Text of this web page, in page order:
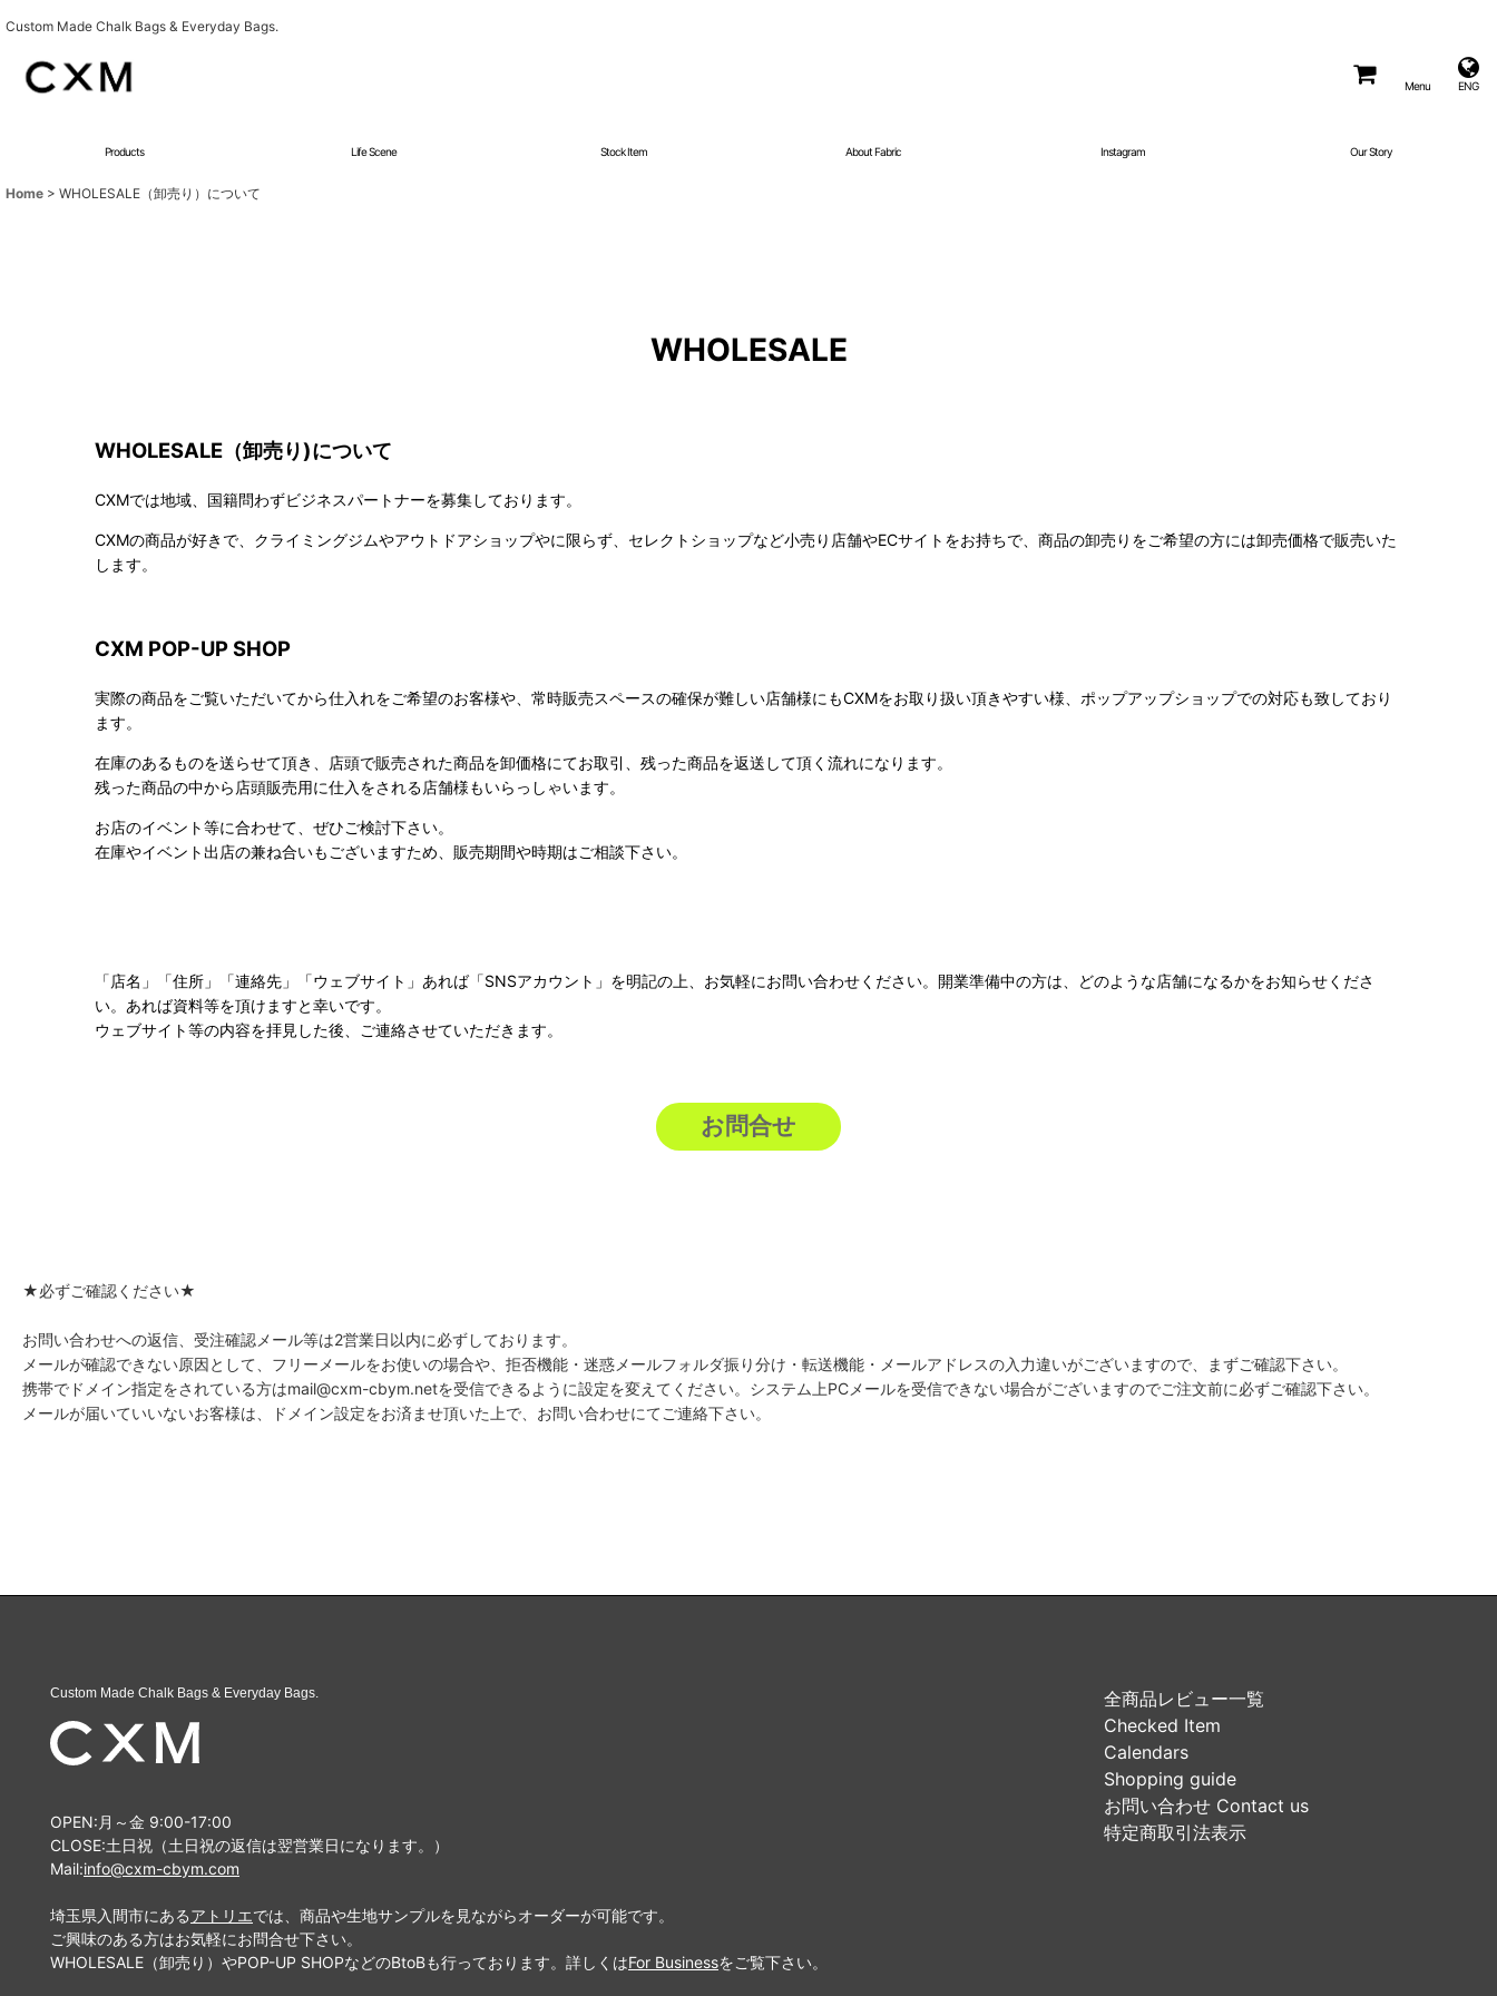
Custom Made Chalk Bags & Everyday Bags.
Menu ENG
Products Life Scene Stock Item About Fabric Instagram Our Story
Home > WHOLESALE（卸売り）について
WHOLESALE
WHOLESALE（卸売り)について
CXMでは地域、国籍問わずビジネスパートナーを募集しております。
CXMの商品が好きで、クライミングジムやアウトドアショップやに限らず、セレクトショップなど小売り店舗やECサイトをお持ちで、商品の卸売りをご希望の方には卸売価格で販売いた
します。
CXM POP-UP SHOP
実際の商品をご覧いただいてから仕入れをご希望のお客様や、常時販売スペースの確保が難しい店舗様にもCXMをお取り扱い頂きやすい様、ポップアップショップでの対応も致しており
ます。
在庫のあるものを送らせて頂き、店頭で販売された商品を卸価格にてお取引、残った商品を返送して頂く流れになります。
残った商品の中から店頭販売用に仕入をされる店舗様もいらっしゃいます。
お店のイベント等に合わせて、ぜひご検討下さい。
在庫やイベント出店の兼ね合いもございますため、販売期間や時期はご相談下さい。
「店名」「住所」「連絡先」「ウェブサイト」あれば「SNSアカウント」を明記の上、お気軽にお問い合わせください。開業準備中の方は、どのような店舗になるかをお知らせくださ
い。あれば資料等を頂けますと幸いです。
ウェブサイト等の内容を拝見した後、ご連絡させていただきます。
お問合せ
★必ずご確認ください★
お問い合わせへの返信、受注確認メール等は2営業日以内に必ずしております。
メールが確認できない原因として、フリーメールをお使いの場合や、拒否機能・迷惑メールフォルダ振り分け・転送機能・メールアドレスの入力違いがございますので、まずご確認下さい。
携帯でドメイン指定をされている方はmail@cxm-cbym.netを受信できるように設定を変えてください。システム上PCメールを受信できない場合がございますのでご注文前に必ずご確認下さい。
メールが届いていいないお客様は、ドメイン設定をお済ませ頂いた上で、お問い合わせにてご連絡下さい。
Custom Made Chalk Bags & Everyday Bags.
OPEN:月～金 9:00-17:00
CLOSE:土日祝（土日祝の返信は翌営業日になります。）
Mail:info@cxm-cbym.com
埼玉県入間市にあるアトリエでは、商品や生地サンプルを見ながらオーダーが可能です。
ご興味のある方はお気軽にお問合せ下さい。
WHOLESALE（卸売り）やPOP-UP SHOPなどのBtoBも行っております。詳しくはFor Businessをご覧下さい。
全商品レビュー一覧
Checked Item
Calendars
Shopping guide
お問い合わせ Contact us
特定商取引法表示